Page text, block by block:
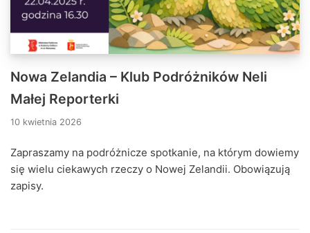
Nowa Zelandia – Klub Podróżników Neli
Małej Reporterki
10 kwietnia 2026
Zapraszamy na podróżnicze spotkanie, na którym dowiemy
się wielu ciekawych rzeczy o Nowej Zelandii. Obowiązują
zapisy.